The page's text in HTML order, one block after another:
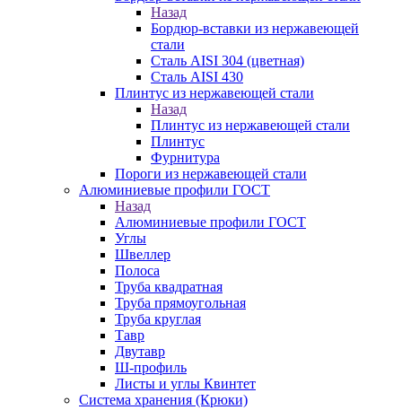
Назад
Бордюр-вставки из нержавеющей
стали
Сталь AISI 304 (цветная)
Сталь AISI 430
Плинтус из нержавеющей стали
Назад
Плинтус из нержавеющей стали
Плинтус
Фурнитура
Пороги из нержавеющей стали
Алюминиевые профили ГОСТ
Назад
Алюминиевые профили ГОСТ
Углы
Швеллер
Полоса
Труба квадратная
Труба прямоугольная
Труба круглая
Тавр
Двутавр
Ш-профиль
Листы и углы Квинтет
Система хранения (Крюки)